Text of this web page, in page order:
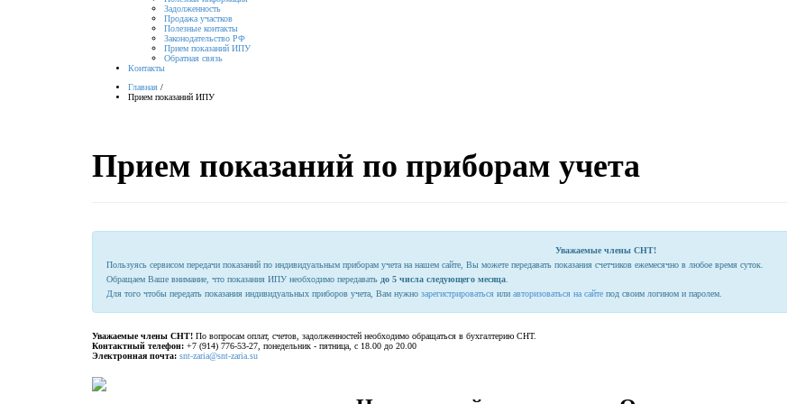
Задолженность
Продажа участков
Полезные контакты
Законодательство РФ
Прием показаний ИПУ
Обратная связь
Контакты
Главная /
Прием показаний ИПУ
Прием показаний по приборам учета
Уважаемые члены СНТ!
Пользуясь сервисом передачи показаний по индивидуальным приборам учета на нашем сайте, Вы можете передавать показания счетчиков ежемесячно в любое время суток.
Обращаем Ваше внимание, что показания ИПУ необходимо передавать до 5 числа следующего месяца
Для того чтобы передать показания индивидуальных приборов учета, Вам нужно зарегистрироваться или авторизоваться на сайте под своим логином и паролем.
Уважаемые члены СНТ! По вопросам оплат, счетов, задолженностей необходимо обращаться в бухгалтерию СНТ.
Контактный телефон: +7 (914) 776-53-27, понедельник - пятница, с 18.00 до 20.00
Электронная почта: snt-zaria@snt-zaria.su